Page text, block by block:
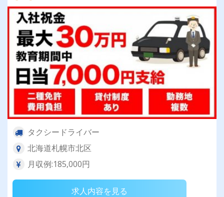
タクシードライバー
北海道札幌市北区
月収例:185,000円
求人内容を見る